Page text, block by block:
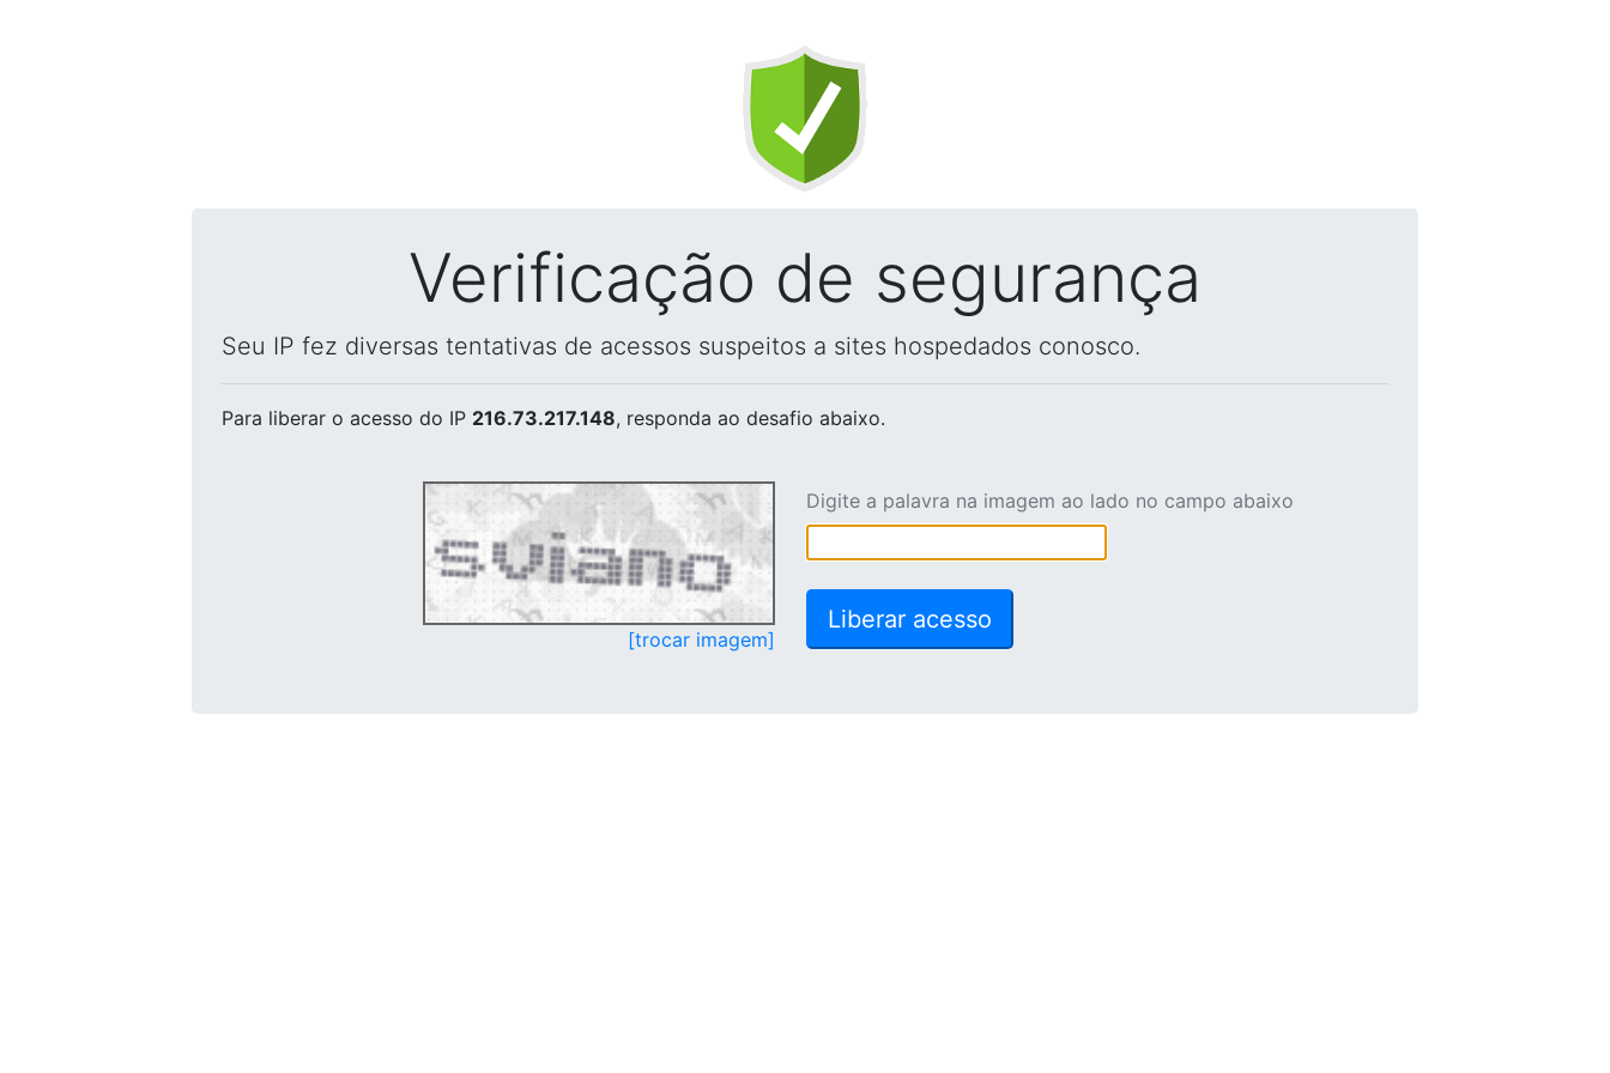
Verificação de segurança
Seu IP fez diversas tentativas de acessos suspeitos a sites hospedados conosco.
Para liberar o acesso do IP 216.73.217.148, responda ao desafio abaixo.
[trocar imagem]
Digite a palavra na imagem ao lado no campo abaixo